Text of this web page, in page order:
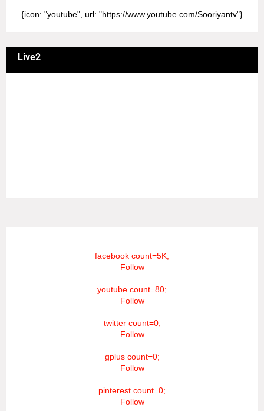
{icon: "youtube", url: "https://www.youtube.com/Sooriyantv"}
Live2
facebook count=5K;
Follow
youtube count=80;
Follow
twitter count=0;
Follow
gplus count=0;
Follow
pinterest count=0;
Follow